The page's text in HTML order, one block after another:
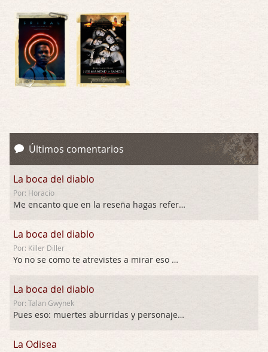
Últimos comentarios
La boca del diablo
Por: Horacio
Me encanto que en la reseña hagas referen …
La boca del diablo
Por: Killer Diller
Yo no se como te atrevistes a mirar eso …
La boca del diablo
Por: Talan Gwynek
Pues eso: muertes aburridas y personajes p …
La Odisea